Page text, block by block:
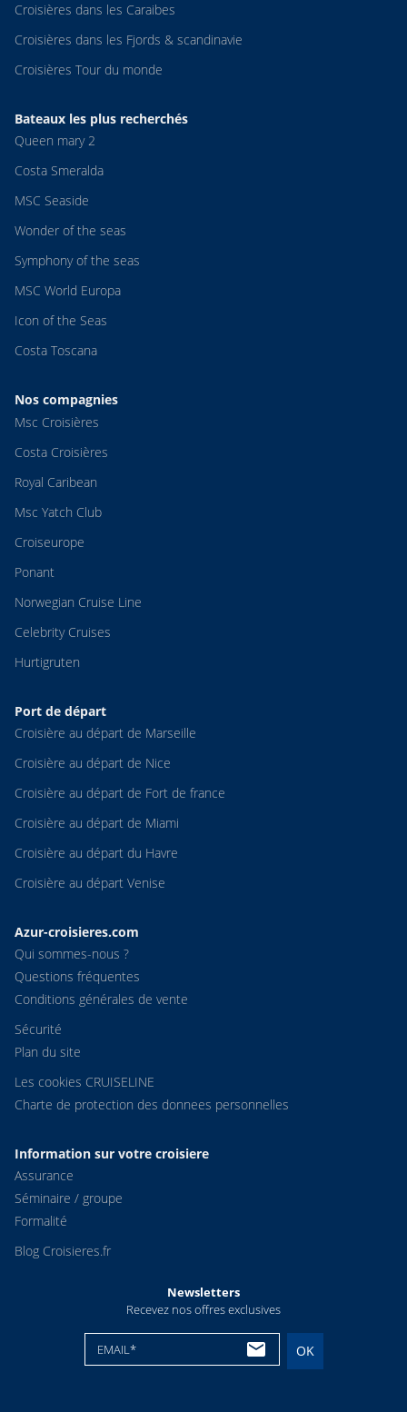
Croisières dans les Caraibes
Croisières dans les Fjords & scandinavie
Croisières Tour du monde
Bateaux les plus recherchés
Queen mary 2
Costa Smeralda
MSC Seaside
Wonder of the seas
Symphony of the seas
MSC World Europa
Icon of the Seas
Costa Toscana
Nos compagnies
Msc Croisières
Costa Croisières
Royal Caribean
Msc Yatch Club
Croiseurope
Ponant
Norwegian Cruise Line
Celebrity Cruises
Hurtigruten
Port de départ
Croisière au départ de Marseille
Croisière au départ de Nice
Croisière au départ de Fort de france
Croisière au départ de Miami
Croisière au départ du Havre
Croisière au départ Venise
Azur-croisieres.com
Qui sommes-nous ?
Questions fréquentes
Conditions générales de vente
Sécurité
Plan du site
Les cookies CRUISELINE
Charte de protection des donnees personnelles
Information sur votre croisiere
Assurance
Séminaire / groupe
Formalité
Blog Croisieres.fr
Newsletters
Recevez nos offres exclusives
EMAIL* OK